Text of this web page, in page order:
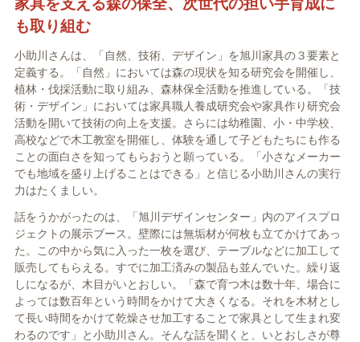
家具を支える森の保全、次世代の担い手育成に
も取り組む
小助川さんは、「自然、技術、デザイン」を旭川家具の３要素と
定義する。「自然」においては森の現状を知る研究会を開催し、
植林・伐採活動に取り組み、森林保全活動を推進している。「技
術・デザイン」においては家具職人養成研究会や家具作り研究会
活動を開いて技術の向上を支援。さらには幼稚園、小・中学校、
高校などで木工教室を開催し、体験を通して子どもたちにも作る
ことの面白さを知ってもらおうと願っている。「小さなメーカー
でも地域を盛り上げることはできる」と信じる小助川さんの実行
力はたくましい。
話をうかがったのは、「旭川デザインセンター」内のアイスプロ
ジェクトの展示ブース。壁際には無垢材が何枚も立てかけてあっ
た。この中から気に入った一枚を選び、テーブルなどに加工して
販売してもらえる。すでに加工済みの製品も並んでいた。繰り返
しになるが、木目がいとおしい。「森で育つ木は数十年、場合に
よっては数百年という時間をかけて大きくなる。それを木材とし
て長い時間をかけて乾燥させ加工することで家具として生まれ変
わるのです」と小助川さん。そんな話を聞くと、いとおしさが尊